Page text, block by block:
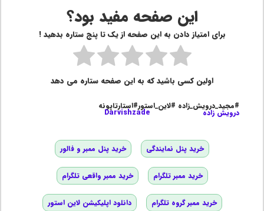
این صفحه مفید بود؟
برای امتیاز دادن به این صفحه از یک تا پنج ستاره بدهید !
اولین کسی باشید که به این صفحه ستاره می دهد
#مجید_درویش_زاده #لاین_استور#استارتاپونه
درویش زاده Darvishzade
خرید پنل نمایندگی خرید پنل ممبر و فالور
خرید ممبر تلگرام خرید ممبر واقعی تلگرام
خرید ممبر گروه تلگرام دانلود اپلیکیشن لاین استور